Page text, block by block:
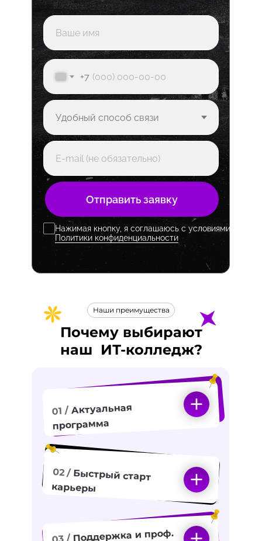
+7
Отправить заявку
Нажимая кнопку, я соглашаюсь с условиями
Политики конфиденциальности
Почему выбирают
наш ИТ-колледж?
Наши преимущества
01 / Актуальная
программа
02 / Быстрый старт
карьеры
Поддержка и проф.